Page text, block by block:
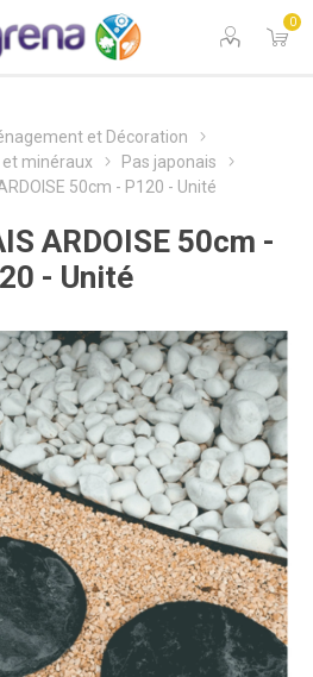
0
et Décoration
et minéraux
Pas japonais
50cm - P120 - Unité
ARDOISE 50cm -
- Unité